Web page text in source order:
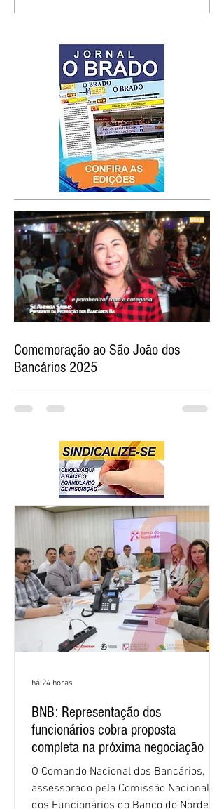
Comemoração ao São João dos
Bancários 2025
BNB: Representação dos
funcionários cobra proposta
completa na próxima negociação
O Comando Nacional dos Bancários,
assessorado pela Comissão Nacional
dos Funcionários do Banco do Nordeste
há 24 horas